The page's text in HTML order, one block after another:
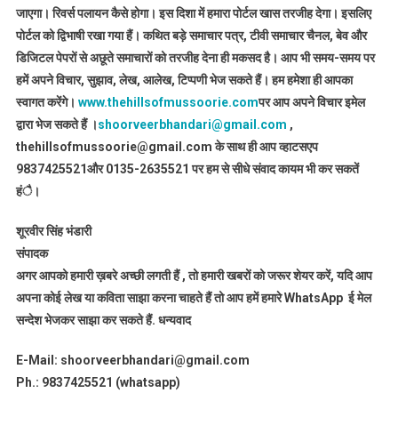
जाएगा। रिवर्स पलायन कैसे होगा। इस दिशा में हमारा पोर्टल खास तरजीह देगा। इसलिए
पोर्टल को द्विभाषी रखा गया हैं। कथित बड़े समाचार पत्र, टीवी समाचार चैनल, बेव और
डिजिटल पेपरों से अछूते समाचारों को तरजीह देना ही मकसद है। आप भी समय-समय पर
हमें अपने विचार, सुझाव, लेख, आलेख, टिप्पणी भेज सकते हैं। हम हमेशा ही आपका
स्वागत करेंगे। www.thehillsofmussoorie.comपर आप अपने विचार इमेल
द्वारा भेज सकते हैं ।shoorveerbhandari@gmail.com ,
thehillsofmussoorie@gmail.com के साथ ही आप व्हाटसएप
9837425521और 0135-2635521 पर हम से सीधे संवाद कायम भी कर सकतें
हंै।
शूरवीर सिंह भंडारी
संपादक
अगर आपको हमारी ख़बरे अच्छी लगती हैं , तो हमारी खबरों को जरूर शेयर करें, यदि आप
अपना कोई लेख या कविता साझा करना चाहते हैं तो आप हमें हमारे WhatsApp ई मेल
सन्देश भेजकर साझा कर सकते हैं. धन्यवाद
E-Mail: shoorveerbhandari@gmail.com
Ph.: 9837425521 (whatsapp)